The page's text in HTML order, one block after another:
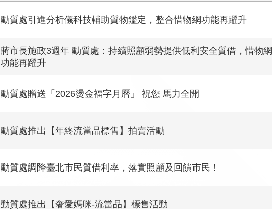
動質處引進分析儀科技輔助質物鑑定，整合惜物網功能再躍升
蔣市長施政3週年 動質處：持續照顧弱勢提供低利安全質借，惜物網
功能再躍升
動質處贈送「2026燙金福字月曆」 祝您 馬力全開
動質處推出【年終流當品標售】拍賣活動
動質處調降臺北市民質借利率，落實照顧及回饋市民！
動質處推出【奢愛媽咪-流當品】標售活動